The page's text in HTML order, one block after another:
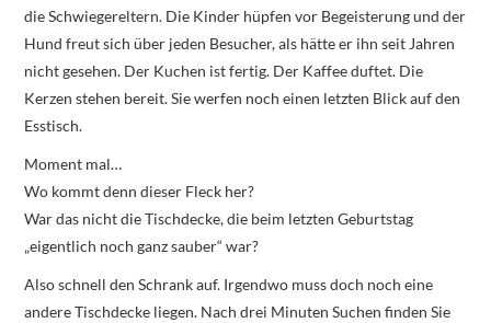
die Schwiegereltern. Die Kinder hüpfen vor Begeisterung und der
Hund freut sich über jeden Besucher, als hätte er ihn seit Jahren
nicht gesehen. Der Kuchen ist fertig. Der Kaffee duftet. Die
Kerzen stehen bereit. Sie werfen noch einen letzten Blick auf den
Esstisch.
Moment mal…
Wo kommt denn dieser Fleck her?
War das nicht die Tischdecke, die beim letzten Geburtstag
„eigentlich noch ganz sauber“ war?
Also schnell den Schrank auf. Irgendwo muss doch noch eine
andere Tischdecke liegen. Nach drei Minuten Suchen finden Sie